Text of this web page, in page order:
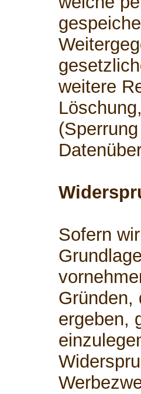
weitere
Sofern
Gründen,
ergeben,